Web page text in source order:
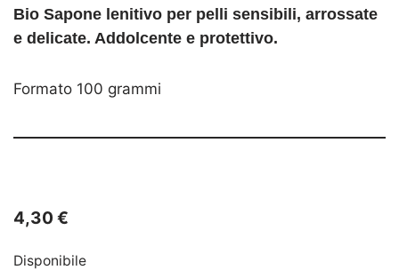
Bio Sapone lenitivo per pelli sensibili, arrossate
e delicate. Addolcente e protettivo.
Formato 100 grammi
4,30 €
Disponibile